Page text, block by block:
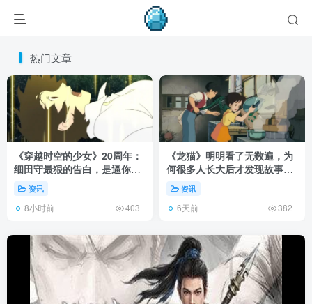
热门文章
《穿越时空的少女》20周年：
细田守最狠的告白，是逼你承
认有些夏天回不去了！
资讯
8小时前 403
《龙猫》明明看了无数遍，为
何很多人长大后才发现故事根
本不在 1988 年！
资讯
6天前 382